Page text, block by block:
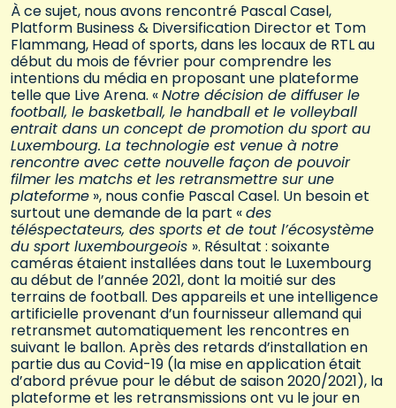
À ce sujet, nous avons rencontré Pascal Casel,
Platform Business & Diversification Director et Tom
Flammang, Head of sports, dans les locaux de RTL au
début du mois de février pour comprendre les
intentions du média en proposant une plateforme
telle que Live Arena. «Notre décision de diffuser le
football, le basketball, le handball et le volleyball
entrait dans un concept de promotion du sport au
Luxembourg. La technologie est venue à notre
rencontre avec cette nouvelle façon de pouvoir
filmer les matchs et les retransmettre sur une
plateforme », nous confie Pascal Casel. Un besoin et
surtout une demande de la part «des
téléspectateurs, des sports et de tout l’écosystème
du sport luxembourgeois ». Résultat : soixante
caméras étaient installées dans tout le Luxembourg
au début de l’année 2021, dont la moitié sur des
terrains de football. Des appareils et une intelligence
artificielle provenant d’un fournisseur allemand qui
retransmet automatiquement les rencontres en
suivant le ballon. Après des retards d’installation en
partie dus au Covid-19 (la mise en application était
d’abord prévue pour le début de saison 2020/2021), la
plateforme et les retransmissions ont vu le jour en